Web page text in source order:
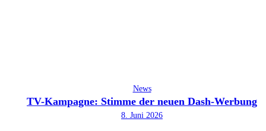
News
TV-Kampagne: Stimme der neuen Dash-Werbung
8. Juni 2026